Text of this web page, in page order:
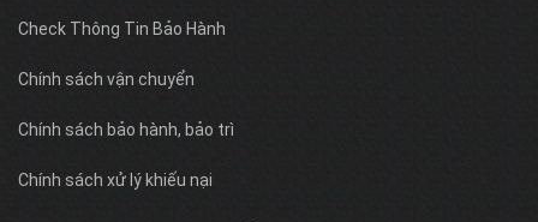
Check Thông Tin Bảo Hành
Chính sách vận chuyển
Chính sách bảo hành, bảo trì
Chính sách xử lý khiếu nại